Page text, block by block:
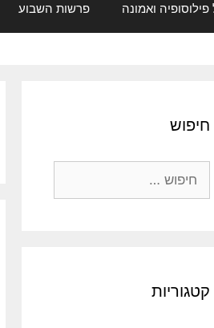
פילוסופיה ואמונה פרשות השבוע
חיפוש
קטגוריות